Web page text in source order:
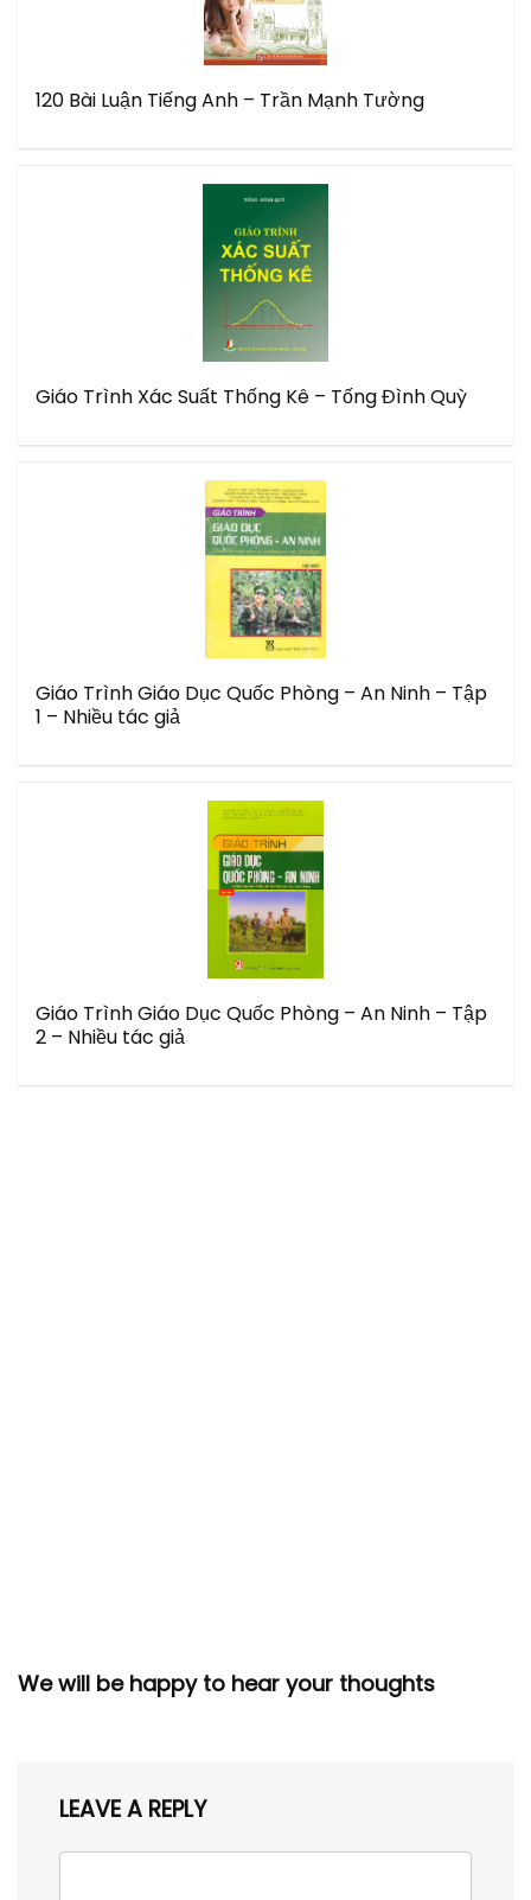
120 Bài Luận Tiếng Anh – Trần Mạnh Tường
Giáo Trình Xác Suất Thống Kê – Tống Đình Quỳ
Giáo Trình Giáo Dục Quốc Phòng – An Ninh – Tập
1 – Nhiều tác giả
Giáo Trình Giáo Dục Quốc Phòng – An Ninh – Tập
2 – Nhiều tác giả
We will be happy to hear your thoughts
LEAVE A REPLY